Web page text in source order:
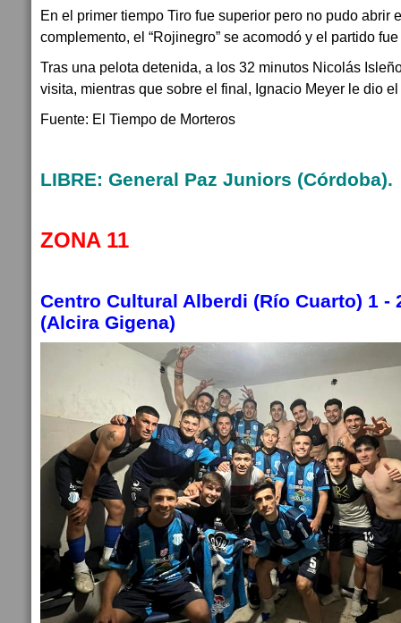
En el primer tiempo Tiro fue superior pero no pudo abrir
complemento, el “Rojinegro” se acomodó y el partido
Tras una pelota detenida, a los 32 minutos Nicolás
visita, mientras que sobre el final, Ignacio Meyer le dio
Fuente: El Tiempo de Morteros
LIBRE: General Paz Juniors (Córdoba).
ZONA 11
Centro Cultural Alberdi (Río Cuarto) 1 -
(Alcira Gigena)